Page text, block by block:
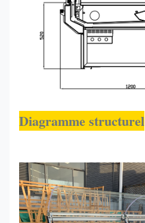
Diagramme structurel